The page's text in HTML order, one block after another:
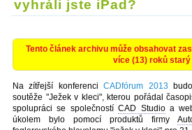
vyhráli jste iPad?
Tento článek archivu může obsahovat
více (13) roků starý
Na zítřejší konferenciCADfórum 2013
soutěže "Ježek v kleci", kterou pořádal
spolupráci se společnostíCAD Studioa
úkolem bylo pomocí produktů firmy